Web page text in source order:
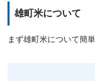
雄町米について
まず雄町米について簡